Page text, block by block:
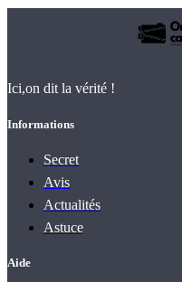
Ici,on dit la vérité !
Informations
Secret
Avis
Actualités
Astuce
Aide